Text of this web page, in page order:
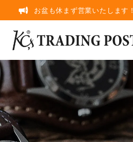
お盆も休まず営業いたします！